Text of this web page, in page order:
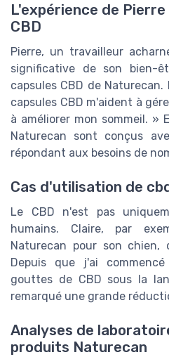
L'expérience de
CBD
Pierre, un travailleur
significative de son bien-
capsules CBD de
capsules CBD m'aident à
à améliorer mon sommeil. »
Naturecan sont conçus
répondant aux besoins de
Cas d'utilisation de
Le CBD n'est pas
humains. Claire, par
Naturecan pour son
Depuis que j'ai
gouttes de CBD sous la
remarqué une grande
Analyses de
produits Naturecan